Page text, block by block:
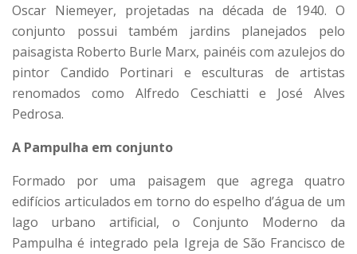
Oscar Niemeyer, projetadas na década de 1940. O
conjunto possui também jardins planejados pelo
paisagista Roberto Burle Marx, painéis com azulejos do
pintor Candido Portinari e esculturas de artistas
renomados como Alfredo Ceschiatti e José Alves
Pedrosa.
A Pampulha em conjunto
Formado por uma paisagem que agrega quatro
edifícios articulados em torno do espelho d’água de um
lago urbano artificial, o Conjunto Moderno da
Pampulha é integrado pela Igreja de São Francisco de